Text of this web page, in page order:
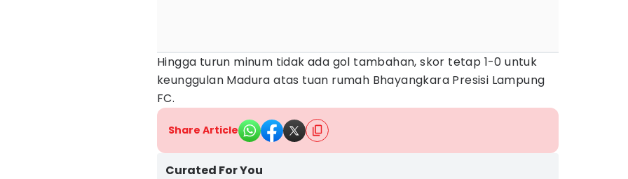
Hingga turun minum tidak ada gol tambahan, skor tetap 1-0 untuk
keunggulan Madura atas tuan rumah Bhayangkara Presisi Lampung
FC.
Share Article
Curated For You